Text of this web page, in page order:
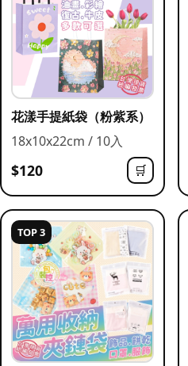
花漾手提紙袋（粉紫系）
18x10x22cm / 10入
$120 🛒
TOP 3